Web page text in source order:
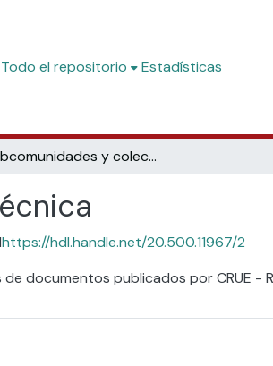
Todo el repositorio Estadísticas
Subcomunidades y colecciones
https://hdl.handle.net/20.500.11967/2
documentos publicados por CRUE -